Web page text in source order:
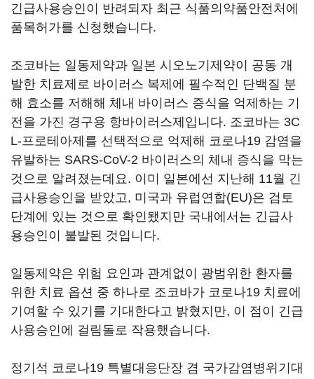
긴급사용승인이 반려되자 최근 식품의약품안전처에
품목허가를 신청했습니다.
조코바는 일동제약과 일본 시오노기제약이 공동 개
발한 치료제로 바이러스 복제에 필수적인 단백질 분
해 효소를 저해해 체내 바이러스 증식을 억제하는 기
전을 가진 경구용 항바이러스제입니다. 조코바는 3C
L-프로테아제를 선택적으로 억제해 코로나19 감염을
유발하는 SARS-CoV-2 바이러스의 체내 증식을 막는
것으로 알려졌는데요. 이미 일본에선 지난해 11월 긴
급사용승인을 받았고, 미국과 유럽연합(EU)은 검토
단계에 있는 것으로 확인됐지만 국내에서는 긴급사
용승인이 불발된 것입니다.
일동제약은 위험 요인과 관계없이 광범위한 환자를
위한 치료 옵션 중 하나로 조코바가 코로나19 치료에
기여할 수 있기를 기대한다고 밝혔지만, 이 점이 긴급
사용승인에 걸림돌로 작용했습니다.
정기석 코로나19 특별대응단장 겸 국가감염병위기대